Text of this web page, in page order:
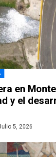
en
y el
5, 2026